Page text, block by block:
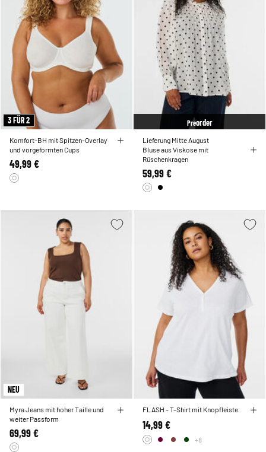
3 FÜR 2
Komfort-BH mit Spitzen-Overlay
und vorgeformten Cups
49,99 €
Preorder
Lieferung Mitte August
Bluse aus Viskose mit
Rüschenkragen
59,99 €
NEU
Myra Jeans mit hoher Taille und
weiter Passform
69,99 €
FLASH - T-Shirt mit Knopfleiste
14,99 €
+8